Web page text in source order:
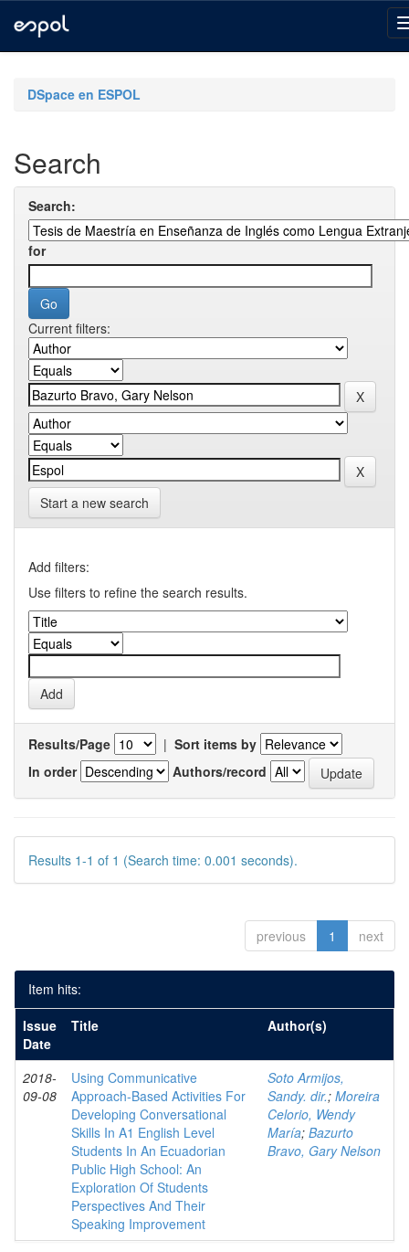
navigationDSpace en ESPOL
Search
Search:
for
Current filters:
Start a new search
Add filters:
Use filters to refine the search results.
Results/Page | Sort items by
In order
Authors/record
Results 1-1 of 1 (Search time: 0.001 seconds).
previous 1 next
Item hits:
Issue
Date
Title Author(s)
2018-
09-08
Using Communicative
Approach-Based Activities For
Developing Conversational
Skills In A1 English Level
Students In An Ecuadorian
Public High School: An
Exploration Of Students
Perspectives And Their
Speaking Improvement
Soto Armijos,
Sandy. dir.; Moreira
Celorio, Wendy
María; Bazurto
Bravo, Gary Nelson